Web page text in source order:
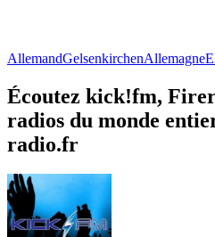
AllemandGelsenkirchenAllemagne
Écoutez kick!fm,
radios du monde
radio.fr